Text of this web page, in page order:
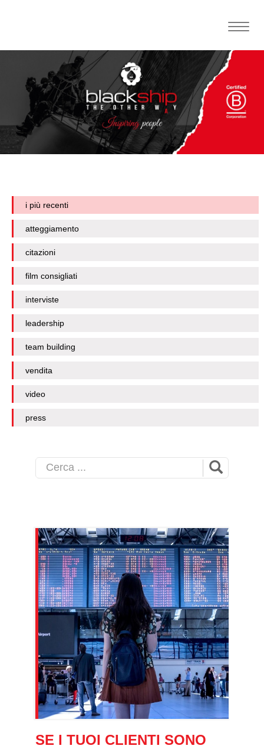
Toggle
i più recenti
atteggiamento
citazioni
film consigliati
interviste
leadership
team building
vendita
video
press
SE I TUOI CLIENTI SONO